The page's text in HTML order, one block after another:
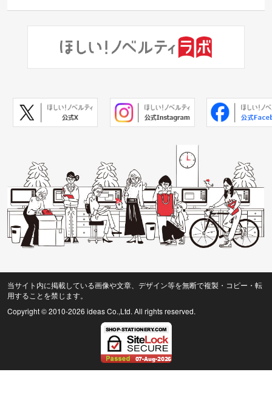
当サイト内に掲載している画像や文章、デザイン等を無断で複製・コピー・転
用することを禁じます。
Copyright © 2010-2026 ideas Co.,Ltd. All rights reserved.